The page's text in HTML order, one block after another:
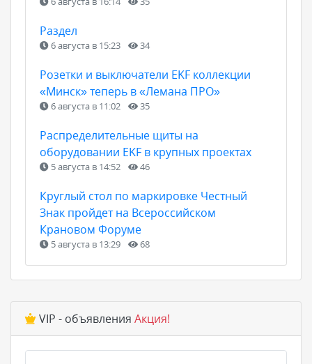
Раздел
6 августа в 15:23 34
Розетки и выключатели EKF коллекции
«Минск» теперь в «Лемана ПРО»
6 августа в 11:02 35
Распределительные щиты на
оборудовании EKF в крупных проектах
5 августа в 14:52 46
Круглый стол по маркировке Честный
Знак пройдет на Всероссийском
Крановом Форуме
5 августа в 13:29 68
VIP - объявления Акция!